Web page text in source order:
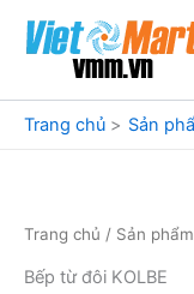
dung
Trang chủ
Sản
Trang chủ / Sản
Bếp từ đôi KOLBE